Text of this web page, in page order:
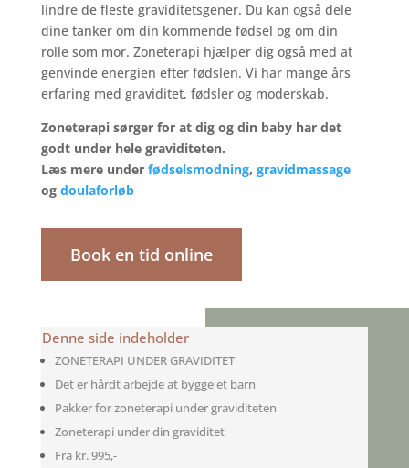
lindre de fleste graviditetsgener. Du kan også dele
dine tanker om din kommende fødsel og om din
rolle som mor. Zoneterapi hjælper dig også med at
genvinde energien efter fødslen. Vi har mange års
erfaring med graviditet, fødsler og moderskab.
Zoneterapi sørger for at dig og din baby har det
godt under hele graviditeten.
Læs mere under fødselsmodning, gravidmassage
og doulaforløb
Book en tid online
Denne side indeholder
ZONETERAPI UNDER GRAVIDITET
Det er hårdt arbejde at bygge et barn
Pakker for zoneterapi under graviditeten
Zoneterapi under din graviditet
Fra kr. 995,-